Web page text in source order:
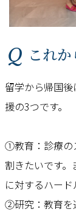
Q こ
留学から帰国
援の3つです。
①教育：診療の
割きたいです
に対するハード
②研究：教育を